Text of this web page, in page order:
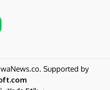
Supported by